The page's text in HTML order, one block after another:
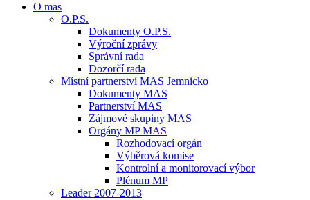
O mas
O.P.S.
Dokumenty O.P.S.
Výroční zprávy
Správní rada
Dozorčí rada
Místní partnerství MAS Jemnicko
Dokumenty MAS
Partnerství MAS
Zájmové skupiny MAS
Orgány MP MAS
Rozhodovací orgán
Výběrová komise
Kontrolní a monitorovací výbor
Plénum MP
Leader 2007-2013